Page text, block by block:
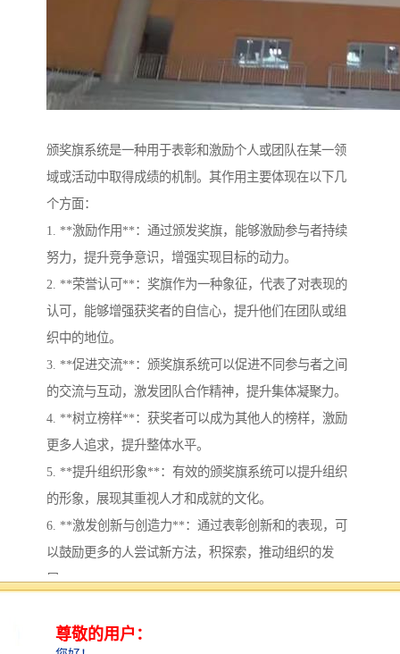
颁奖旗系统是一种用于表彰和激励个人或团队在某一领
域或活动中取得成绩的机制。其作用主要体现在以下几
个方面：
1. **激励作用**：通过颁发奖旗，能够激励参与者持续
努力，提升竞争意识，增强实现目标的动力。
2. **荣誉认可**：奖旗作为一种象征，代表了对表现的
认可，能够增强获奖者的自信心，提升他们在团队或组
织中的地位。
3. **促进交流**：颁奖旗系统可以促进不同参与者之间
的交流与互动，激发团队合作精神，提升集体凝聚力。
4. **树立榜样**：获奖者可以成为其他人的榜样，激励
更多人追求，提升整体水平。
5. **提升组织形象**：有效的颁奖旗系统可以提升组织
的形象，展现其重视人才和成就的文化。
6. **激发创新与创造力**：通过表彰创新和的表现，可
以鼓励更多的人尝试新方法，积探索，推动组织的发
展。
个人和团队成长的重要方式。